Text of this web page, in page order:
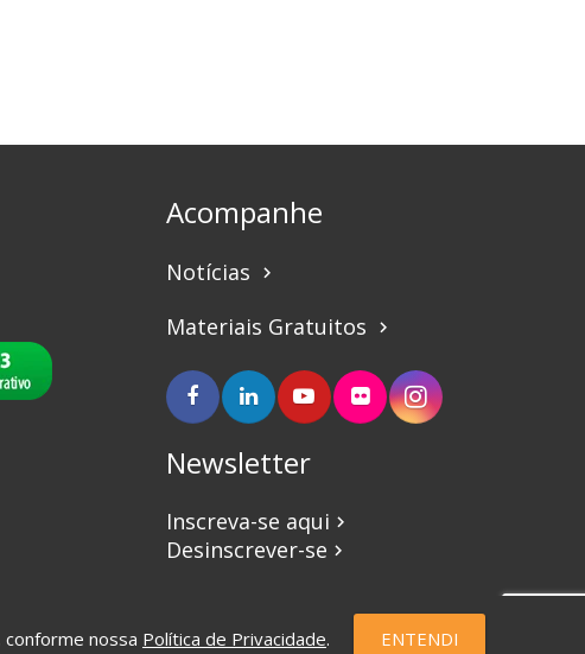
Acompanhe
Notícias keyboard_arrow_right
Materiais Gratuitos keyboard_arrow_right
Newsletter
Inscreva-se aqui keyboard_arrow_right
Desinscrever-se keyboard_arrow_right
nossa Política de Privacidade. ENTENDI